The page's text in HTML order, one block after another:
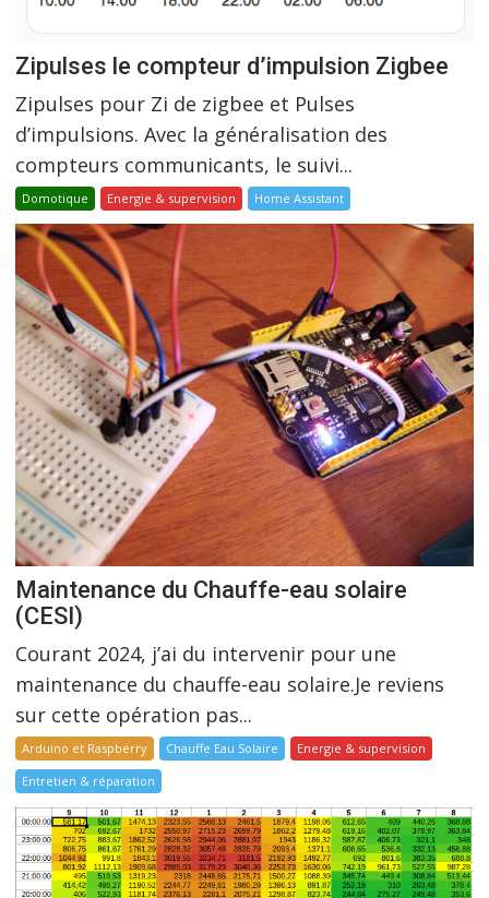
Zipulses le compteur d’impulsion Zigbee
Zipulses pour Zi de zigbee et Pulses
d’impulsions. Avec la généralisation des
compteurs communicants, le suivi...
Domotique Energie & supervision Home Assistant
Maintenance du Chauffe-eau solaire
(CESI)
Courant 2024, j’ai du intervenir pour une
maintenance du chauffe-eau solaire.Je reviens
sur cette opération pas...
Arduino et Raspberry Chauffe Eau Solaire
Energie & supervision
Entretien & réparation